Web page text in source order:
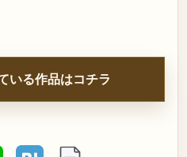
いる作品はコチラ